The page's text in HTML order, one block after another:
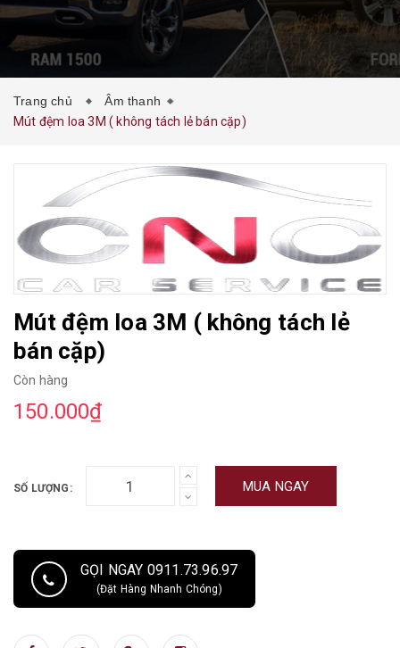
Trang chủ
Âm thanh
Mút đệm loa 3M ( không tách lẻ bán cặp)
Mút đệm loa 3M ( không tách lẻ
bán cặp)
Còn hàng
150.000₫
SỐ LƯỢNG: MUA NGAY
GỌI NGAY 0911.73.96.97
(Đặt Hàng Nhanh Chóng)